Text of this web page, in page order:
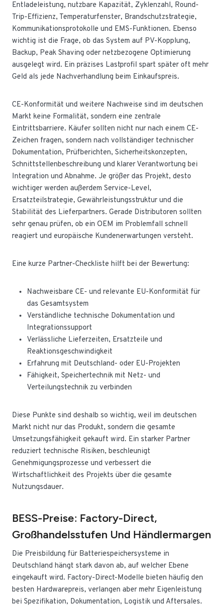
Entladeleistung, nutzbare Kapazität, Zyklenzahl, Round-
Trip-Effizienz, Temperaturfenster, Brandschutzstrategie,
Kommunikationsprotokolle und EMS-Funktionen. Ebenso
wichtig ist die Frage, ob das System auf PV-Kopplung,
Backup, Peak Shaving oder netzbezogene Optimierung
ausgelegt wird. Ein präzises Lastprofil spart später oft mehr
Geld als jede Nachverhandlung beim Einkaufspreis.
CE-Konformität und weitere Nachweise sind im deutschen
Markt keine Formalität, sondern eine zentrale
Eintrittsbarriere. Käufer sollten nicht nur nach einem CE-
Zeichen fragen, sondern nach vollständiger technischer
Dokumentation, Prüfberichten, Sicherheitskonzepten,
Schnittstellenbeschreibung und klarer Verantwortung bei
Integration und Abnahme. Je größer das Projekt, desto
wichtiger werden außerdem Service-Level,
Ersatzteilstrategie, Gewährleistungsstruktur und die
Stabilität des Lieferpartners. Gerade Distributoren sollten
sehr genau prüfen, ob ein OEM im Problemfall schnell
reagiert und europäische Kundenerwartungen versteht.
Eine kurze Partner-Checkliste hilft bei der Bewertung:
Nachweisbare CE- und relevante EU-Konformität für
das Gesamtsystem
Verständliche technische Dokumentation und
Integrationssupport
Verlässliche Lieferzeiten, Ersatzteile und
Reaktionsgeschwindigkeit
Erfahrung mit Deutschland- oder EU-Projekten
Fähigkeit, Speichertechnik mit Netz- und
Verteilungstechnik zu verbinden
Diese Punkte sind deshalb so wichtig, weil im deutschen
Markt nicht nur das Produkt, sondern die gesamte
Umsetzungsfähigkeit gekauft wird. Ein starker Partner
reduziert technische Risiken, beschleunigt
Genehmigungsprozesse und verbessert die
Wirtschaftlichkeit des Projekts über die gesamte
Nutzungsdauer.
BESS-Preise: Factory-Direct,
Großhandelsstufen Und Händlermargen
Die Preisbildung für Batteriespeichersysteme in
Deutschland hängt stark davon ab, auf welcher Ebene
eingekauft wird. Factory-Direct-Modelle bieten häufig den
besten Hardwarepreis, verlangen aber mehr Eigenleistung
bei Spezifikation, Dokumentation, Logistik und Aftersales.